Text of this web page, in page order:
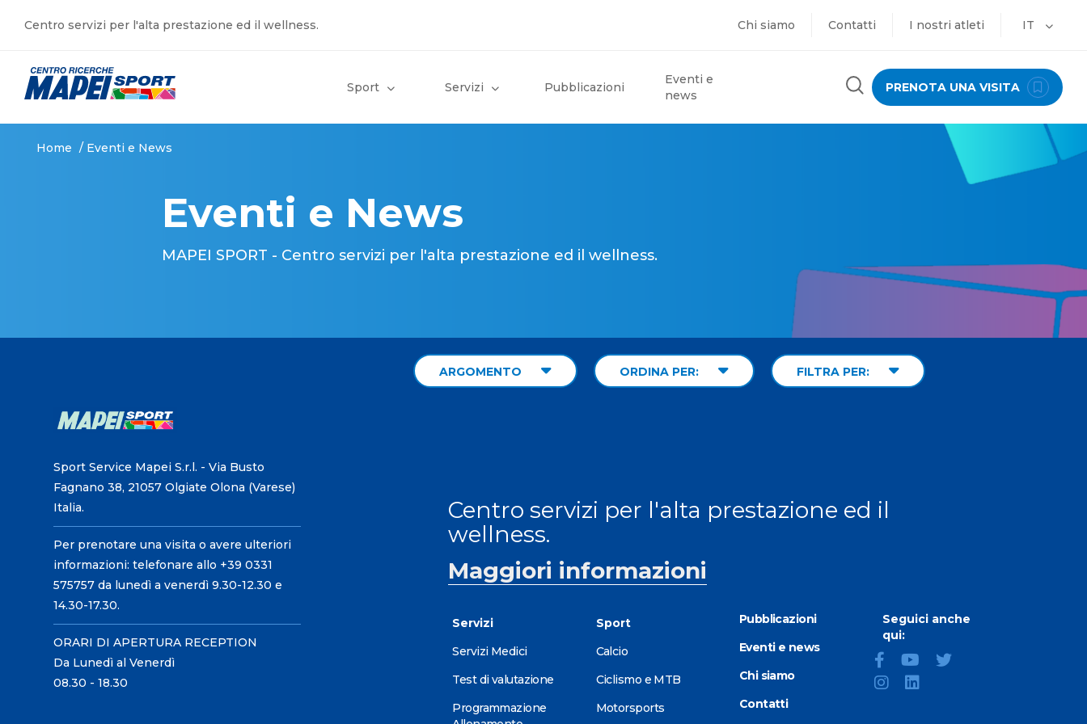
Centro servizi per l'alta prestazione ed il wellness. Chi siamo Contatti I nostri atleti IT
Sport Servizi Pubblicazioni
Eventi e
news
PRENOTA UNA VISITA
Home / Eventi e News
Eventi e News
MAPEI SPORT - Centro servizi per l'alta prestazione ed il wellness.
ARGOMENTO ORDINA PER: FILTRA PER:
Sport Service Mapei S.r.l. - Via Busto
Fagnano 38, 21057 Olgiate Olona (Varese)
Italia.
Per prenotare una visita o avere ulteriori
informazioni: telefonare allo +39 0331
575757 da lunedì a venerdì 9.30-12.30 e
14.30-17.30.
ORARI DI APERTURA RECEPTION
Da Lunedì al Venerdì
08.30 - 18.30
Centro servizi per l'alta prestazione ed il
wellness.
Maggiori informazioni
Servizi
Servizi Medici
Test di valutazione
Programmazione
Sport
Calcio
Ciclismo e MTB
Motorsports
Pubblicazioni
Eventi e news
Chi siamo
Contatti
Seguici anche
qui: